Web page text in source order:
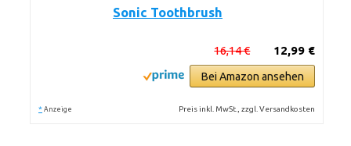
Sonic Toothbrush
12,99 €
16,14 €
Bei Amazon ansehen
* Anzeige Preis inkl. MwSt., zzgl. Versandkosten